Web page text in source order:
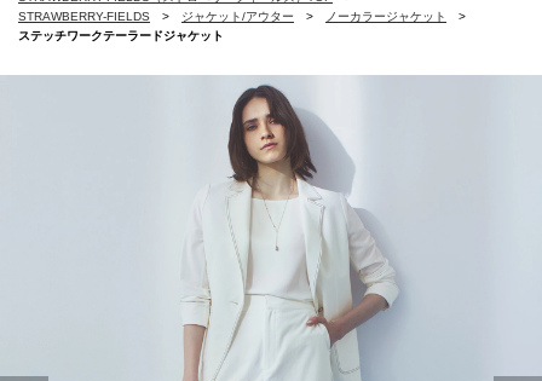
STRAWBERRY-FIELDS
ジャケット/アウター
ノーカラージャケット
ステッチワークテーラードジャケット